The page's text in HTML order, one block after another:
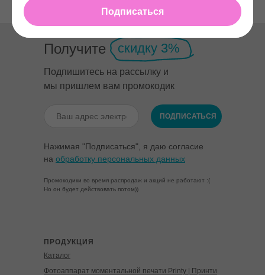
Получите
ПОДПИСАТЬСЯ
Подпишитесь на рассылку и
мы пришлем вам промокодик
Промокодики во время распродаж и акций не работают :(
Но он будет действовать потом))
скидку 3%
Нажимая "Подписаться", я даю согласие
на обработку персональных данных
ПРОДУКЦИЯ
Каталог
Фотоаппарат моментальной печати Printy | Принти
Подписаться